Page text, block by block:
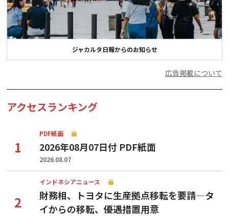
ジャカルタ日報からのお知らせ
広告掲載について
アクセスランキング
PDF紙面
2026年08月07日付 PDF紙面
2026.08.07
インドネシアニュース
財務相、トヨタに生産拠点移転を要請—タ
イからの移転、優遇措置用意